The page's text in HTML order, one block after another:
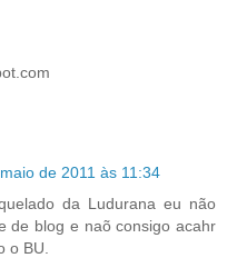
de 2011 às 11:34
da Ludurana eu não
de blog e naõ consigo acahr
o BU.